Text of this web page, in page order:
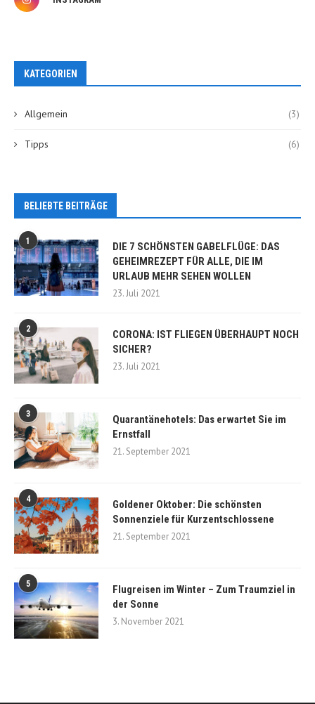
KATEGORIEN
Allgemein (3)
Tipps (6)
BELIEBTE BEITRÄGE
1
DIE 7 SCHÖNSTEN GABELFLÜGE: DAS
GEHEIMREZEPT FÜR ALLE, DIE IM
URLAUB MEHR SEHEN WOLLEN
23. Juli 2021
2
CORONA: IST FLIEGEN ÜBERHAUPT NOCH
SICHER?
23. Juli 2021
3
Quarantänehotels: Das erwartet Sie im
Ernstfall
21. September 2021
4
Goldener Oktober: Die schönsten
Sonnenziele für Kurzentschlossene
21. September 2021
5
Flugreisen im Winter – Zum Traumziel in
der Sonne
3. November 2021